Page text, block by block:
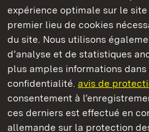
expérience optimale sur le site
premier lieu de cookies
du site. Nous utilisons
d’analyse et de statistiques
plus amples informations dans
confidentialité. avis de
consentement à
ces derniers est effectué en
allemande sur la protection
Château résidentiel de
Châteaux et jardins publics